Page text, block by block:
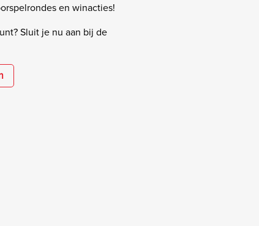
en winacties!
Sluit je nu aan bij de